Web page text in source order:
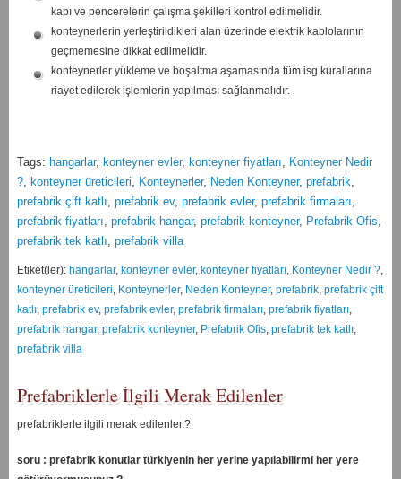
kapı ve pencerelerin çalışma şekilleri kontrol edilmelidir.
konteynerlerin yerleştirildikleri alan üzerinde elektrik kablolarının
geçmemesine dikkat edilmelidir.
konteynerler yükleme ve boşaltma aşamasında tüm isg kurallarına
riayet edilerek işlemlerin yapılması sağlanmalıdır.
Tags: hangarlar, konteyner evler, konteyner fiyatları, Konteyner Nedir
?, konteyner üreticileri, Konteynerler, Neden Konteyner, prefabrik,
prefabrik çift katlı, prefabrik ev, prefabrik evler, prefabrik firmaları,
prefabrik fiyatları, prefabrik hangar, prefabrik konteyner, Prefabrik Ofis,
prefabrik tek katlı, prefabrik villa
Etiket(ler): hangarlar, konteyner evler, konteyner fiyatları, Konteyner Nedir ?,
konteyner üreticileri, Konteynerler, Neden Konteyner, prefabrik, prefabrik çift
katlı, prefabrik ev, prefabrik evler, prefabrik firmaları, prefabrik fiyatları,
prefabrik hangar, prefabrik konteyner, Prefabrik Ofis, prefabrik tek katlı,
prefabrik villa
Prefabriklerle İlgili Merak Edilenler
prefabriklerle ilgili merak edilenler.?
soru : prefabrik konutlar türkiyenin her yerine yapılabilirmi her yere